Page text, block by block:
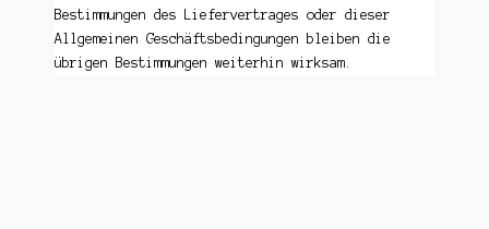
Bestimmungen des Liefervertrages oder dieser
Allgemeinen Geschäftsbedingungen bleiben die
übrigen Bestimmungen weiterhin wirksam.